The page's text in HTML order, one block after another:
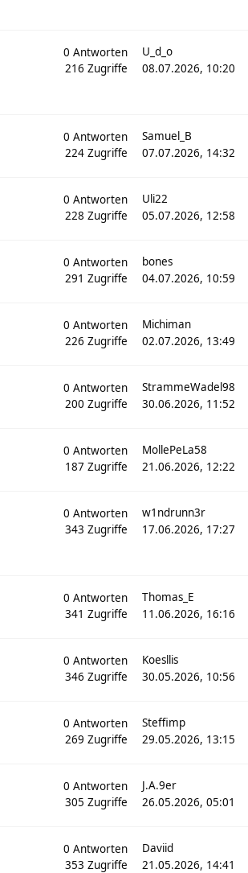
0Antworten
216Zugriffe
U_d_o
08.07.2026, 10:20
0Antworten
224Zugriffe
Samuel_B
07.07.2026, 14:32
0Antworten
228Zugriffe
Uli22
05.07.2026, 12:58
0Antworten
291Zugriffe
bones
04.07.2026, 10:59
0Antworten
226Zugriffe
Michiman
02.07.2026, 13:49
0Antworten
200Zugriffe
StrammeWadel98
30.06.2026, 11:52
0Antworten
187Zugriffe
MollePeLa58
21.06.2026, 12:22
0Antworten
343Zugriffe
w1ndrunn3r
17.06.2026, 17:27
0Antworten
341Zugriffe
Thomas_E
11.06.2026, 16:16
0Antworten
346Zugriffe
Koesllis
30.05.2026, 10:56
0Antworten
269Zugriffe
Steffimp
29.05.2026, 13:15
0Antworten
305Zugriffe
J.A.9er
26.05.2026, 05:01
0Antworten
353Zugriffe
Daviid
21.05.2026, 14:41